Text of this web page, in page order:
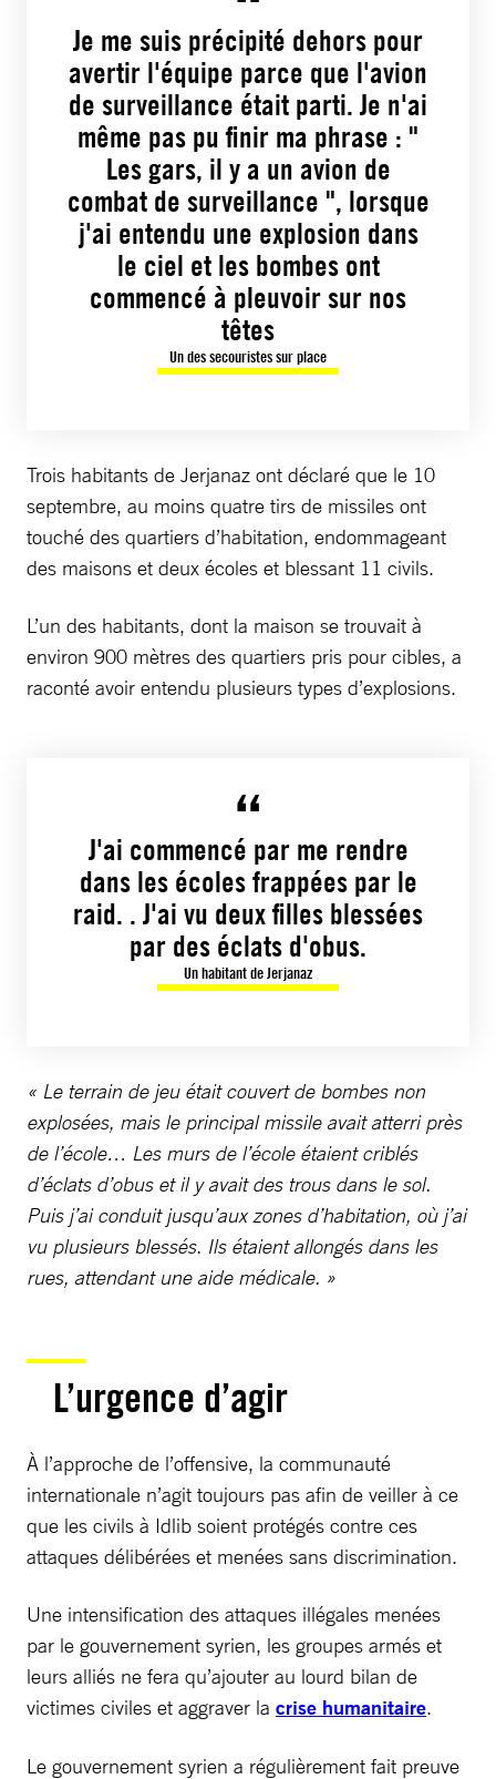
Je me suis précipité dehors pour
avertir l'équipe parce que l'avion
de surveillance était parti. Je n'ai
même pas pu finir ma phrase : "
Les gars, il y a un avion de
combat de surveillance ", lorsque
j'ai entendu une explosion dans
le ciel et les bombes ont
commencé à pleuvoir sur nos
têtes
Un des secouristes sur place
Trois habitants de Jerjanaz ont déclaré que le 10
septembre, au moins quatre tirs de missiles ont
touché des quartiers d’habitation, endommageant
des maisons et deux écoles et blessant 11 civils.
L’un des habitants, dont la maison se trouvait à
environ 900 mètres des quartiers pris pour cibles, a
raconté avoir entendu plusieurs types d’explosions.
J'ai commencé par me rendre
dans les écoles frappées par le
raid. . J'ai vu deux filles blessées
par des éclats d'obus.
Un habitant de Jerjanaz
« Le terrain de jeu était couvert de bombes non
explosées, mais le principal missile avait atterri près
de l’école… Les murs de l’école étaient criblés
d’éclats d’obus et il y avait des trous dans le sol.
Puis j’ai conduit jusqu’aux zones d’habitation, où j’ai
vu plusieurs blessés. Ils étaient allongés dans les
rues, attendant une aide médicale. »
L’urgence d’agir
À l’approche de l’offensive, la communauté
internationale n’agit toujours pas afin de veiller à ce
que les civils à Idlib soient protégés contre ces
attaques délibérées et menées sans discrimination.
Une intensification des attaques illégales menées
par le gouvernement syrien, les groupes armés et
leurs alliés ne fera qu’ajouter au lourd bilan de
victimes civiles et aggraver la crise humanitaire.
Le gouvernement syrien a régulièrement fait preuve